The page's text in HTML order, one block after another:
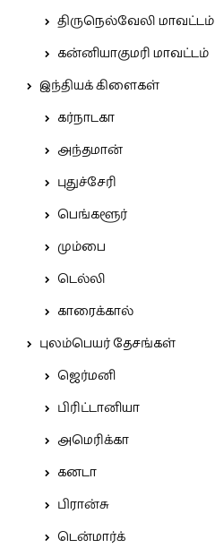
திருநெல்வேலி மாவட்டம்
கன்னியாகுமரி மாவட்டம்
இந்தியக் கிளைகள்
கர்நாடகா
அந்தமான்
புதுச்சேரி
பெங்களூர்
மும்பை
டெல்லி
காரைக்கால்
புலம்பெயர் தேசங்கள்
ஜெர்மனி
பிரிட்டானியா
அமெரிக்கா
கனடா
பிரான்சு
டென்மார்க்